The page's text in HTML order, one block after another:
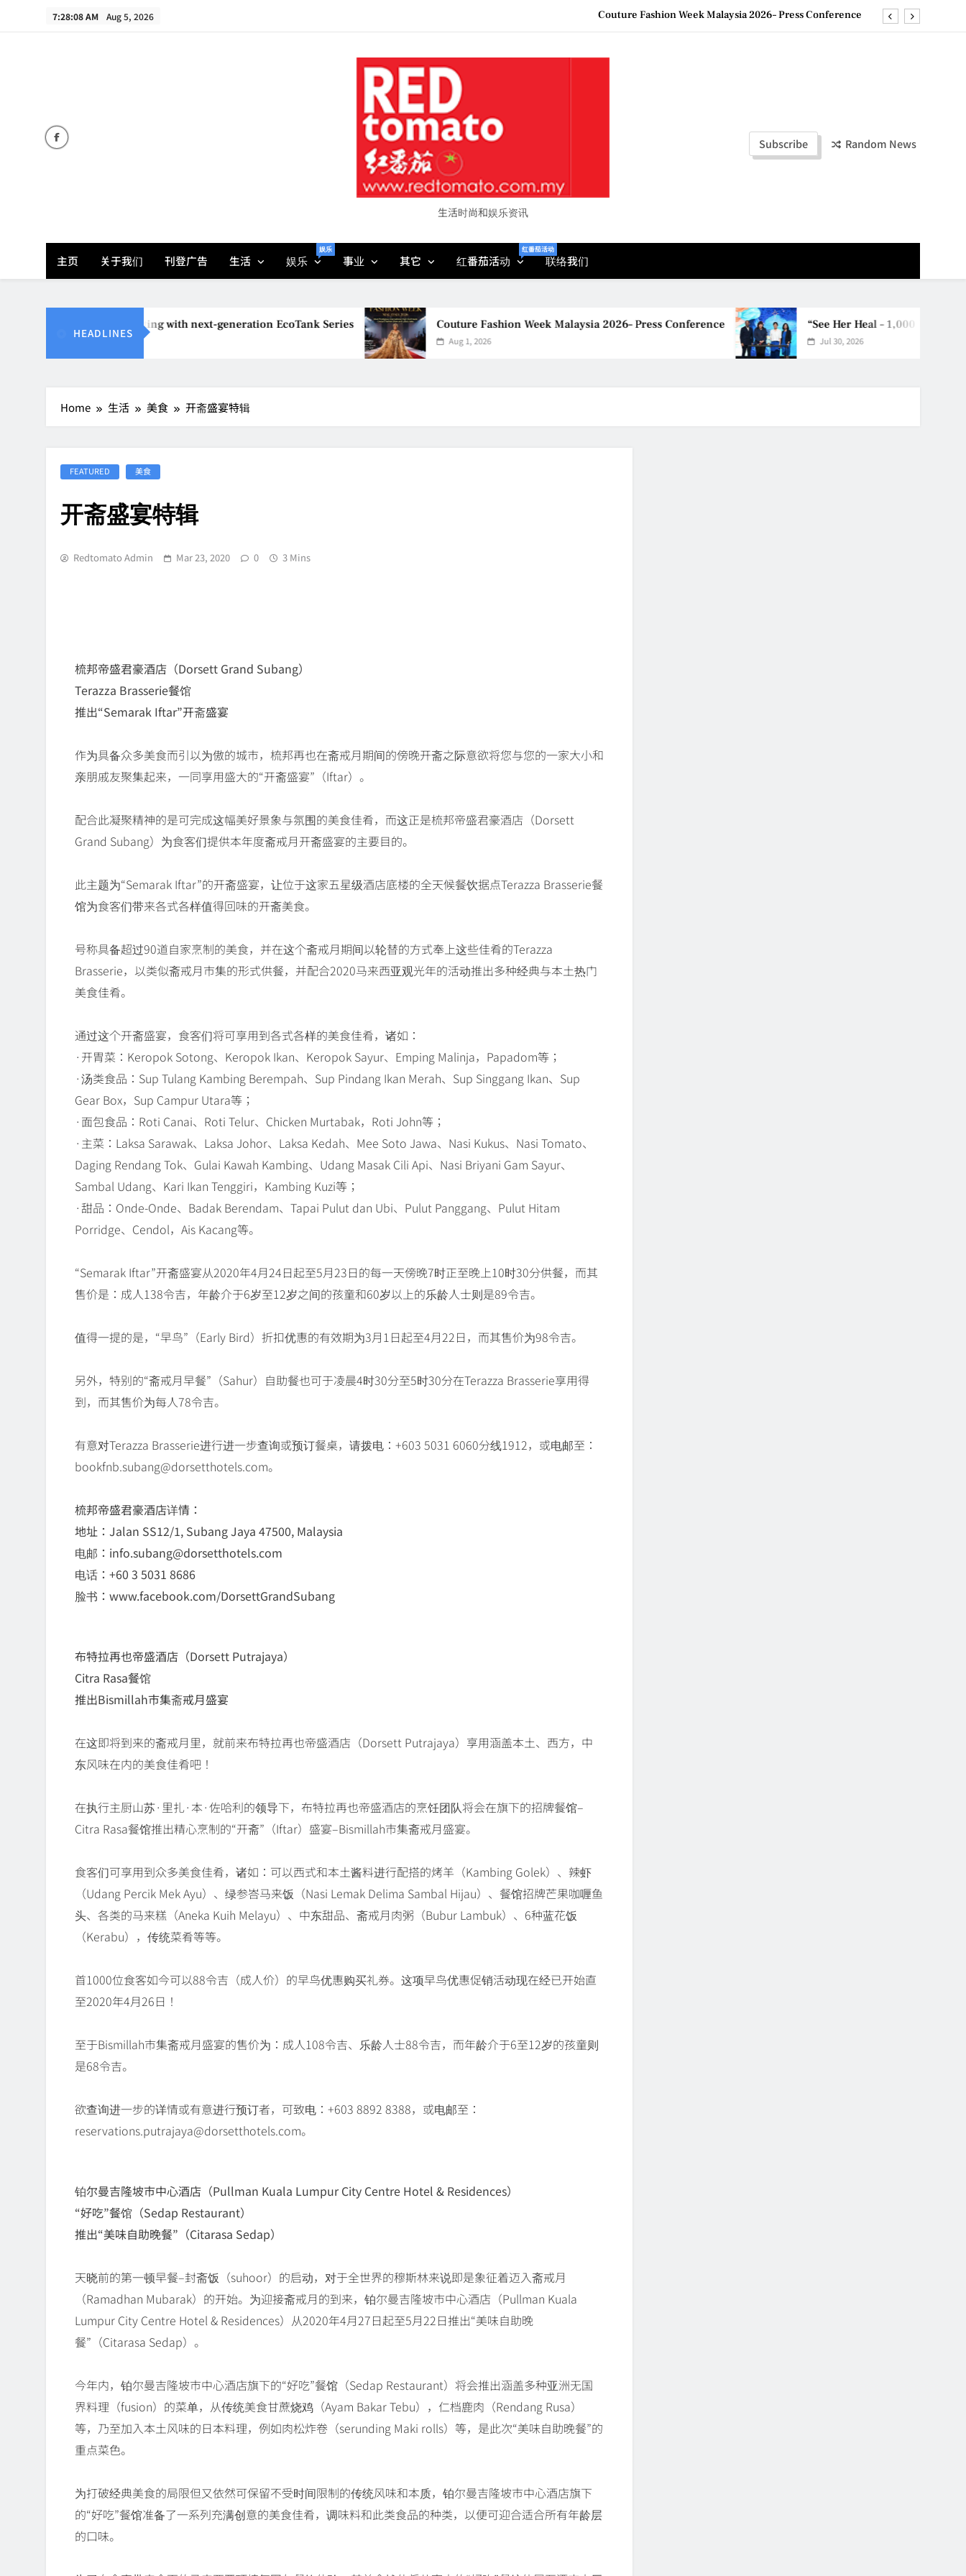
7:28:09 AM Aug 5, 2026 “See Her Heal – 1,000 Untold Stories” 为马来西亚妈妈提供分享剖腹产复原历程的空间
“See Her Heal – 1,000 Untold Stories” 为马来西亚妈妈提供分享剖腹产复原历程的空间
生活时尚和娱乐资讯
Subscribe Random News
主页 关于我们 刊登广告 生活 娱乐
娱乐
事业 其它 红番茄活动
红番茄活动
联络我们
HEADLINES
affordable printing with next-generation EcoTank Series Couture Fashion Week Malaysia 2026– Press Conference
Aug 1, 2026
“See Her Heal – 1,000 Untold
Jul 30, 2026
Home 生活 美食 开斋盛宴特辑
FEATURED 美食
开斋盛宴特辑
Redtomato Admin Mar 23, 2020 0 3 Mins
梳邦帝盛君豪酒店（Dorsett Grand Subang）
Terazza Brasserie餐馆
推出“Semarak Iftar”开斋盛宴
作为具备众多美食而引以为傲的城市，梳邦再也在斋戒月期间的傍晚开斋之际意欲将您与您的一家大小和
亲朋戚友聚集起来，一同享用盛大的“开斋盛宴”（Iftar）。
配合此凝聚精神的是可完成这幅美好景象与氛围的美食佳肴，而这正是梳邦帝盛君豪酒店（Dorsett
Grand Subang）为食客们提供本年度斋戒月开斋盛宴的主要目的。
此主题为“Semarak Iftar”的开斋盛宴，让位于这家五星级酒店底楼的全天候餐饮据点Terazza Brasserie餐
馆为食客们带来各式各样值得回味的开斋美食。
号称具备超过90道自家烹制的美食，并在这个斋戒月期间以轮替的方式奉上这些佳肴的Terazza
Brasserie，以类似斋戒月市集的形式供餐，并配合2020马来西亚观光年的活动推出多种经典与本土热门
美食佳肴。
通过这个开斋盛宴，食客们将可享用到各式各样的美食佳肴，诸如：
·开胃菜：Keropok Sotong、Keropok Ikan、Keropok Sayur、Emping Malinja，Papadom等；
·汤类食品：Sup Tulang Kambing Berempah、Sup Pindang Ikan Merah、Sup Singgang Ikan、Sup
Gear Box，Sup Campur Utara等；
·面包食品：Roti Canai、Roti Telur、Chicken Murtabak，Roti John等；
·主菜：Laksa Sarawak、Laksa Johor、Laksa Kedah、Mee Soto Jawa、Nasi Kukus、Nasi Tomato、
Daging Rendang Tok、Gulai Kawah Kambing、Udang Masak Cili Api、Nasi Briyani Gam Sayur、
Sambal Udang、Kari Ikan Tenggiri，Kambing Kuzi等；
·甜品：Onde-Onde、Badak Berendam、Tapai Pulut dan Ubi、Pulut Panggang、Pulut Hitam
Porridge、Cendol，Ais Kacang等。
“Semarak Iftar”开斋盛宴从2020年4月24日起至5月23日的每一天傍晚7时正至晚上10时30分供餐，而其
售价是：成人138令吉，年龄介于6岁至12岁之间的孩童和60岁以上的乐龄人士则是89令吉。
值得一提的是，“早鸟”（Early Bird）折扣优惠的有效期为3月1日起至4月22日，而其售价为98令吉。
另外，特别的“斋戒月早餐”（Sahur）自助餐也可于凌晨4时30分至5时30分在Terazza Brasserie享用得
到，而其售价为每人78令吉。
有意对Terazza Brasserie进行进一步查询或预订餐桌，请拨电：+603 5031 6060分线1912，或电邮至：
bookfnb.subang@dorsetthotels.com。
梳邦帝盛君豪酒店详情：
地址：Jalan SS12/1, Subang Jaya 47500, Malaysia
电邮：info.subang@dorsetthotels.com
电话：+60 3 5031 8686
脸书：www.facebook.com/DorsettGrandSubang
布特拉再也帝盛酒店（Dorsett Putrajaya）
Citra Rasa餐馆
推出Bismillah市集斋戒月盛宴
在这即将到来的斋戒月里，就前来布特拉再也帝盛酒店（Dorsett Putrajaya）享用涵盖本土、西方，中
东风味在内的美食佳肴吧！
在执行主厨山苏·里扎·本·佐哈利的领导下，布特拉再也帝盛酒店的烹饪团队将会在旗下的招牌餐馆–
Citra Rasa餐馆推出精心烹制的“开斋”（Iftar）盛宴–Bismillah市集斋戒月盛宴。
食客们可享用到众多美食佳肴，诸如：可以西式和本土酱料进行配搭的烤羊（Kambing Golek）、辣虾
（Udang Percik Mek Ayu）、绿参峇马来饭（Nasi Lemak Delima Sambal Hijau）、餐馆招牌芒果咖喱鱼
头、各类的马来糕（Aneka Kuih Melayu）、中东甜品、斋戒月肉粥（Bubur Lambuk）、6种蓝花饭
（Kerabu），传统菜肴等等。
首1000位食客如今可以88令吉（成人价）的早鸟优惠购买礼券。这项早鸟优惠促销活动现在经已开始直
至2020年4月26日！
至于Bismillah市集斋戒月盛宴的售价为：成人108令吉、乐龄人士88令吉，而年龄介于6至12岁的孩童则
是68令吉。
欲查询进一步的详情或有意进行预订者，可致电：+603 8892 8388，或电邮至：
reservations.putrajaya@dorsetthotels.com。
铂尔曼吉隆坡市中心酒店（Pullman Kuala Lumpur City Centre Hotel & Residences）
“好吃”餐馆（Sedap Restaurant）
推出“美味自助晚餐”（Citarasa Sedap）
天晓前的第一顿早餐–封斋饭（suhoor）的启动，对于全世界的穆斯林来说即是象征着迈入斋戒月
（Ramadhan Mubarak）的开始。为迎接斋戒月的到来，铂尔曼吉隆坡市中心酒店（Pullman Kuala
Lumpur City Centre Hotel & Residences）从2020年4月27日起至5月22日推出“美味自助晚
餐”（Citarasa Sedap）。
今年内，铂尔曼吉隆坡市中心酒店旗下的“好吃”餐馆（Sedap Restaurant）将会推出涵盖多种亚洲无国
界料理（fusion）的菜单，从传统美食甘蔗烧鸡（Ayam Bakar Tebu），仁档鹿肉（Rendang Rusa）
等，乃至加入本土风味的日本料理，例如肉松炸卷（serunding Maki rolls）等，是此次“美味自助晚餐”的
重点菜色。
为打破经典美食的局限但又依然可保留不受时间限制的传统风味和本质，铂尔曼吉隆坡市中心酒店旗下
的“好吃”餐馆准备了一系列充满创意的美食佳肴，调味料和此类食品的种类，以便可迎合适合所有年龄层
的口味。